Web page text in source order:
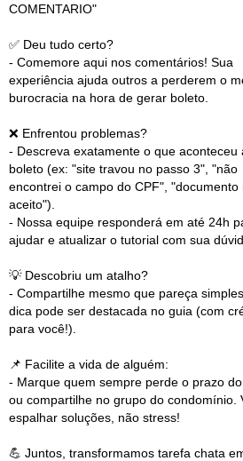
COMENTARIO"
✅ Deu tudo certo?
- Comemore aqui nos comentários! Sua
experiência ajuda outros a perderem o
burocracia na hora de gerar boleto.
❌ Enfrentou problemas?
- Descreva exatamente o que aconteceu
boleto (ex: "site travou no passo 3", "não
encontrei o campo do CPF", "documento
aceito").
- Nossa equipe responderá em até 24h
ajudar e atualizar o tutorial com sua
💡 Descobriu um atalho?
- Compartilhe mesmo que pareça
dica pode ser destacada no guia (com
para você!).
📌 Facilite a vida de alguém:
- Marque quem sempre perde o prazo
ou compartilhe no grupo do condomínio.
espalhar soluções, não stress!
💪 Juntos, transformamos tarefa chata